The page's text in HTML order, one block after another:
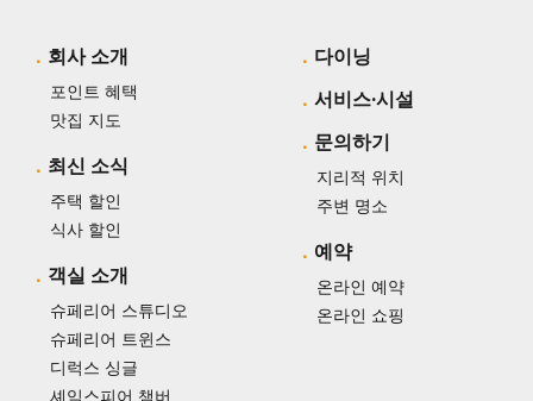
회사 소개
포인트 혜택
맛집 지도
최신 소식
주택 할인
식사 할인
객실 소개
슈페리어 스튜디오
슈페리어 트윈스
디럭스 싱글
셰익스피어 챔버
다이닝
서비스·시설
문의하기
지리적 위치
주변 명소
예약
온라인 예약
온라인 쇼핑